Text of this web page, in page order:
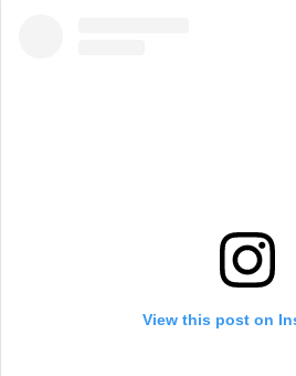
View this post on